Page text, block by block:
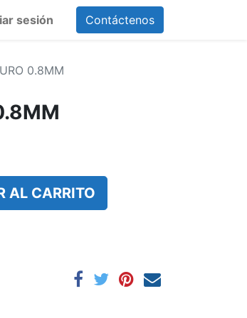
sesión Contáctenos
0.8MM
AL CARRITO